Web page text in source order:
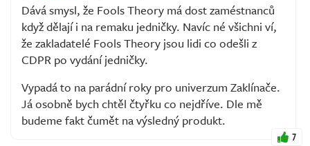
Dává smysl, že Fools Theory má dost zaméstnanců
když dělají i na remaku jedničky. Navíc né všichni ví,
že zakladatelé Fools Theory jsou lidi co odešli z
CDPR po vydání jedničky.
Vypadá to na parádní roky pro univerzum Zaklínače.
Já osobně bych chtěl čtyřku co nejdříve. Dle mě
budeme fakt čumět na výsledný produkt.
7